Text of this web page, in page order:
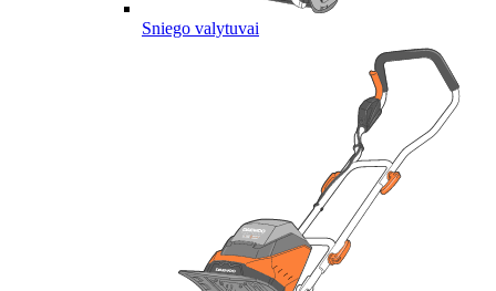
Sniego valytuvai